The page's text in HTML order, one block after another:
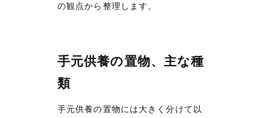
の観点から整理します。
手元供養の置物、主な種
類
手元供養の置物には大きく分けて以